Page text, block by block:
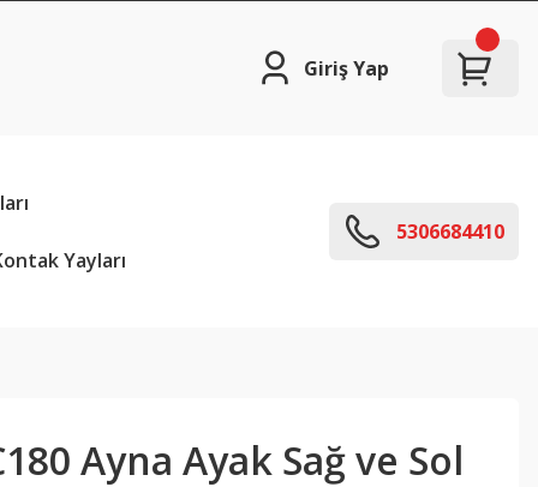
Giriş Yap
Yayları
5306684410
Ayna Ayak Sağ ve Sol